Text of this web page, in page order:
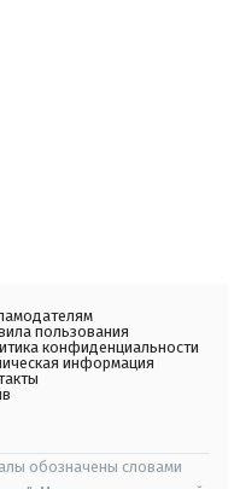
пользования
конфиденциальности
информация
обозначены словами